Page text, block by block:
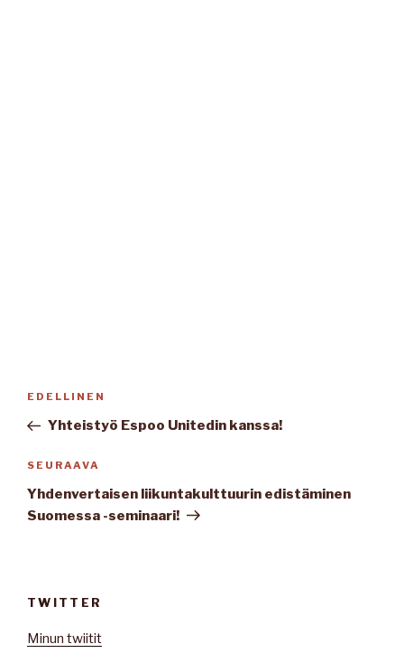
Edellinen
artikkeli
EDELLINEN
Yhteistyö Espoo Unitedin kanssa!
Seuraava
artikkeli
SEURAAVA
Yhdenvertaisen liikuntakulttuurin edistäminen
Suomessa -seminaari!
TWITTER
Minun twiitit